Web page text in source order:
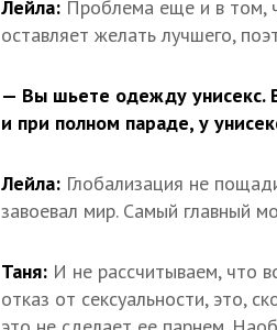
Лейла: Проблема еще и в том,
оставляет желать лучшего,
— Вы шьете одежду унисекс.
и при полном параде, у
Лейла: Глобализация не
завоевал мир. Самый главный
Таня: И не рассчитываем, что
отказ от сексуальности, это,